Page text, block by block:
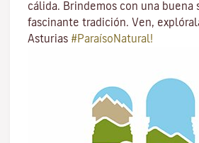
cálida. Brindemos con una buena
fascinante tradición. Ven,
Asturias #ParaísoNatural!